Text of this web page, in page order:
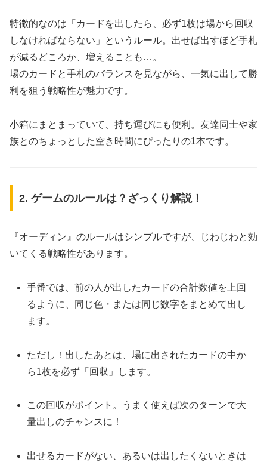
特徴的なのは「カードを出したら、必ず1枚は場から回収
しなければならない」というルール。出せば出すほど手札
が減るどころか、増えることも…。
場のカードと手札のバランスを見ながら、一気に出して勝
利を狙う戦略性が魅力です。
小箱にまとまっていて、持ち運びにも便利。友達同士や家
族とのちょっとした空き時間にぴったりの1本です。
2. ゲームのルールは？ざっくり解説！
『オーディン』のルールはシンプルですが、じわじわと効
いてくる戦略性があります。
手番では、前の人が出したカードの合計数値を上回
るように、同じ色・または同じ数字をまとめて出し
ます。
ただし！出したあとは、場に出されたカードの中か
ら1枚を必ず「回収」します。
この回収がポイント。うまく使えば次のターンで大
量出しのチャンスに！
出せるカードがない、あるいは出したくないときは